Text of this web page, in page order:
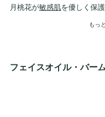
月桃花が敏感肌を優しく保
チェリッシュフラワーシリー
もっ
フェイスオイル・バー